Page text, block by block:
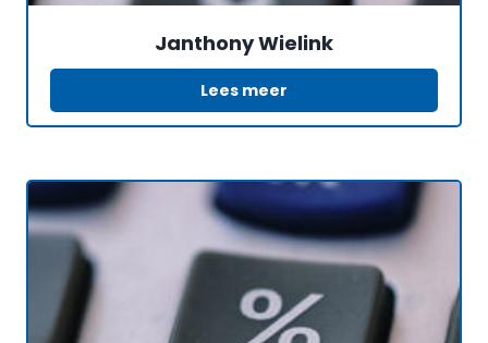
Janthony Wielink
Lees meer